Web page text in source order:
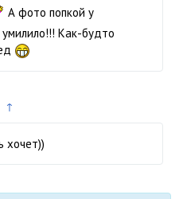
А фото попкой у
умилило!!! Как-будто
↑
хочет))